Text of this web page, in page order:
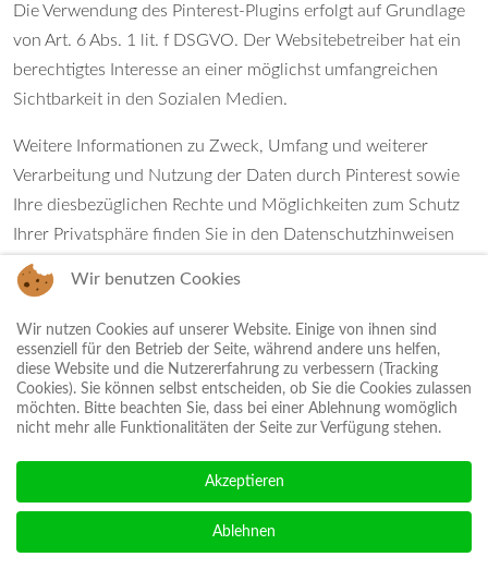
Die Verwendung des Pinterest-Plugins erfolgt auf Grundlage
von Art. 6 Abs. 1 lit. f DSGVO. Der Websitebetreiber hat ein
berechtigtes Interesse an einer möglichst umfangreichen
Sichtbarkeit in den Sozialen Medien.
Weitere Informationen zu Zweck, Umfang und weiterer
Verarbeitung und Nutzung der Daten durch Pinterest sowie
Ihre diesbezüglichen Rechte und Möglichkeiten zum Schutz
Ihrer Privatsphäre finden Sie in den Datenschutzhinweisen
von Pinterest:
Newsletterdaten
Wenn Sie den auf der Website angebotenen Newsletter
beziehen möchten, benötigen wir von Ihnen eine E-Mail-
Adresse sowie Informationen, welche uns die Überprüfung
gestatten, dass Sie der Inhaber der angegebenen E-Mail-
Adresse sind und mit dem Empfang des Newsletters
einverstanden sind. Weitere Daten werden nicht bzw. nur auf
Wir benutzen Cookies
Wir nutzen Cookies auf unserer Website. Einige von ihnen sind
essenziell für den Betrieb der Seite, während andere uns helfen,
diese Website und die Nutzererfahrung zu verbessern (Tracking
Cookies). Sie können selbst entscheiden, ob Sie die Cookies zulassen
möchten. Bitte beachten Sie, dass bei einer Ablehnung womöglich
nicht mehr alle Funktionalitäten der Seite zur Verfügung stehen.
Akzeptieren
Ablehnen